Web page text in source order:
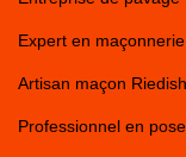
Expert en
Artisan maçon
Professionnel en